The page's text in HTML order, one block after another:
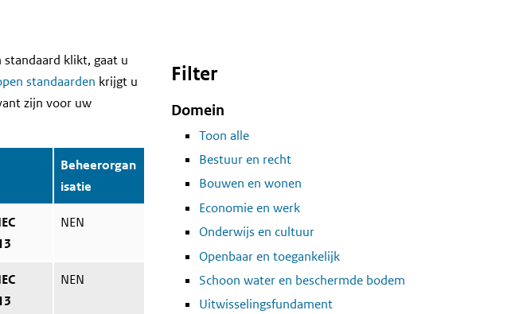
standaard klikt, gaat u
standaarden krijgt u
zijn voor uw
Beheerorgan
isatie
NEN
NEN
Filter
Domein
Toon alle
Bestuur en recht
Bouwen en wonen
Economie en werk
Onderwijs en cultuur
Openbaar en toegankelijk
Schoon water en beschermde bodem
Uitwisselingsfundament